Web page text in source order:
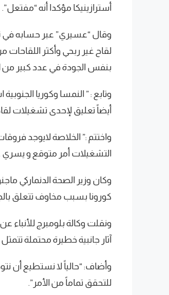
أسترازينيكا مؤكدا أنه “مفتعل”.
وقال “عسيري” عبر حسابه في
لقاح غير ربحي وأكثر اللقاحات
بنفس الجودة في عدد كبير من
وتابع : ” النمسا وكوريا
أيضاً تعليق لإحدى تشغيلات
واختتم :” الخلاصة لايوجد
التشغيلات أمر متوقع و يسري
وكان وزير الصحة الدنماركي
كورونا بسبب مخاوف تتعلق
ونقلت وكالة بلومبرج للأنباء
آثار جانبية خطيرة محتملة
وأضاف: “حالياً لا نستطيع أن
للتحقق تماماً من الأمر”.